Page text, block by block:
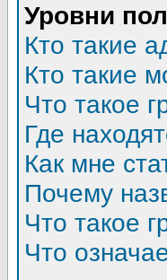
Уровни
Кто такие
Кто такие
Что такое
Где
Как мне
Почему
Что такое
Что